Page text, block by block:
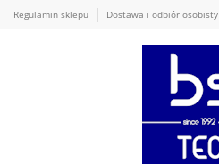
Regulamin sklepu Dostawa i odbiór osobisty